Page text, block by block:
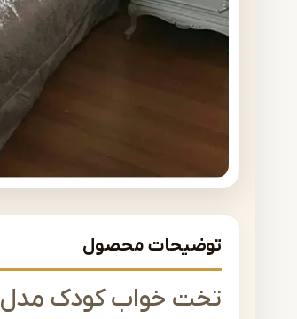
توضیحات محصول
تخت خواب کودک مدل Teens C-41